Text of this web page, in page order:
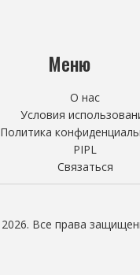
Меню
О нас
Условия
Политика
PIPL
Связаться
Все права